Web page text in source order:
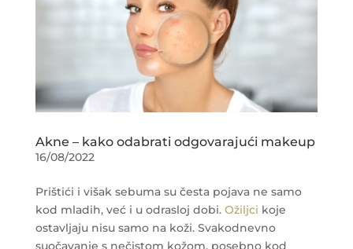
Akne – kako odabrati odgovarajući makeup
16/08/2022
Prištići i višak sebuma su česta pojava ne samo
kod mladih, već i u odrasloj dobi. Ožiljci koje
ostavljaju nisu samo na koži. Svakodnevno
suočavanje s nečistom kožom, posebno kod